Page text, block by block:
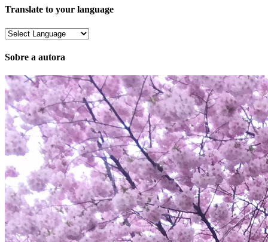
Translate to your language
Sobre a autora